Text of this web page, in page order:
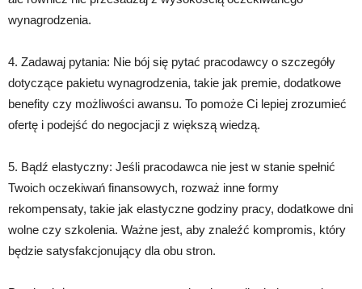
wynagrodzenia.
4. Zadawaj pytania: Nie bój się pytać pracodawcy o szczegóły
dotyczące pakietu wynagrodzenia, takie jak premie, dodatkowe
benefity czy możliwości awansu. To pomoże Ci lepiej zrozumieć
ofertę i podejść do negocjacji z większą wiedzą.
5. Bądź elastyczny: Jeśli pracodawca nie jest w stanie spełnić
Twoich oczekiwań finansowych, rozważ inne formy
rekompensaty, takie jak elastyczne godziny pracy, dodatkowe dni
wolne czy szkolenia. Ważne jest, aby znaleźć kompromis, który
będzie satysfakcjonujący dla obu stron.